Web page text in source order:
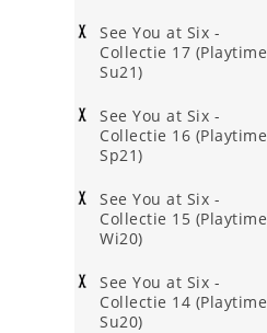
See You at Six -
Collectie 17 (Playtime
Su21)
See You at Six -
Collectie 16 (Playtime
Sp21)
See You at Six -
Collectie 15 (Playtime
Wi20)
See You at Six -
Collectie 14 (Playtime
Su20)